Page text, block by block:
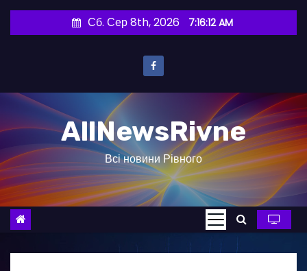
и
о
в
Сб. Сер 8th, 2026 7:16:13 AM
AllNewsRivne
Всі новини Рівного